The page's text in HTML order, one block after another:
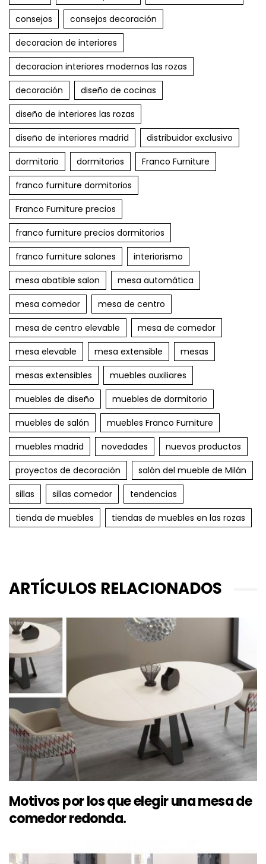
consejos
consejos decoración
decoracion de interiores
decoracion interiores modernos las rozas
decoración
diseño de cocinas
diseño de interiores las rozas
diseño de interiores madrid
distribuidor exclusivo
dormitorio
dormitorios
Franco Furniture
franco furniture dormitorios
Franco Furniture precios
franco furniture precios dormitorios
franco furniture salones
interiorismo
mesa abatible salon
mesa automática
mesa comedor
mesa de centro
mesa de centro elevable
mesa de comedor
mesa elevable
mesa extensible
mesas
mesas extensibles
muebles auxiliares
muebles de diseño
muebles de dormitorio
muebles de salón
muebles Franco Furniture
muebles madrid
novedades
nuevos productos
proyectos de decoración
salón del mueble de Milán
sillas
sillas comedor
tendencias
tienda de muebles
tiendas de muebles en las rozas
ARTÍCULOS RELACIONADOS
Motivos por los que elegir una mesa de
comedor redonda.